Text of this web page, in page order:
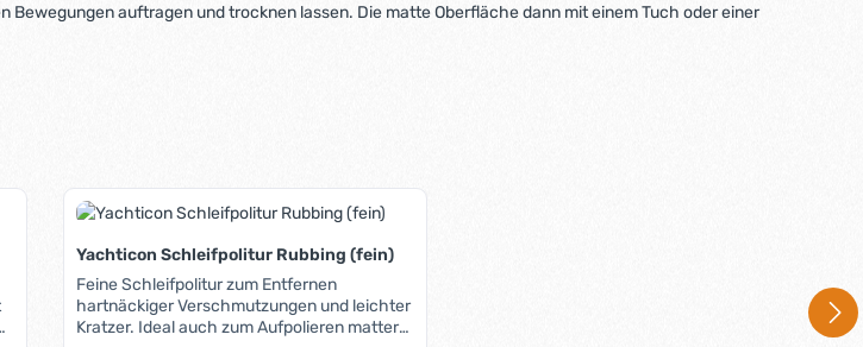
auftragen und trocknen lassen. Die matte Oberfläche dann mit einem Tuch oder einer
Yachticon Schleifpolitur Rubbing (fein)
Feine Schleifpolitur zum Entfernen
hartnäckiger Verschmutzungen und leichter
Kratzer. Ideal auch zum Aufpolieren matter